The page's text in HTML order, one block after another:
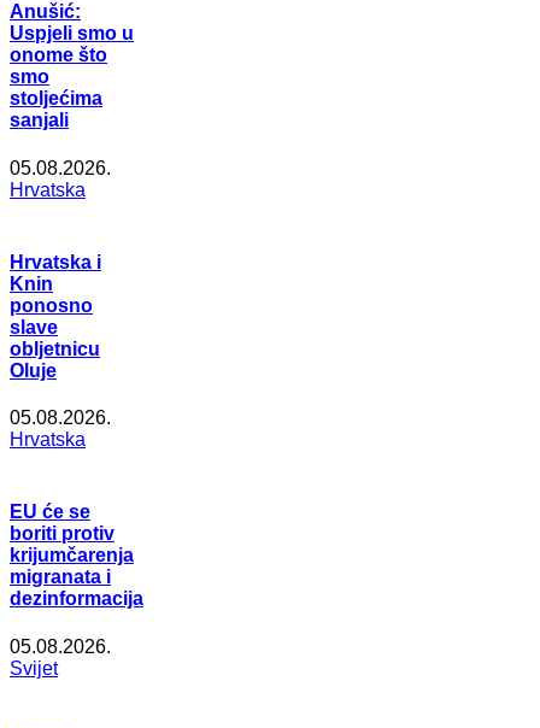
Anušić:
Uspjeli smo u
onome što
smo
stoljećima
sanjali
05.08.2026.
Hrvatska
Hrvatska i
Knin
ponosno
slave
obljetnicu
Oluje
05.08.2026.
Hrvatska
EU će se
boriti protiv
krijumčarenja
migranata i
dezinformacija
05.08.2026.
Svijet